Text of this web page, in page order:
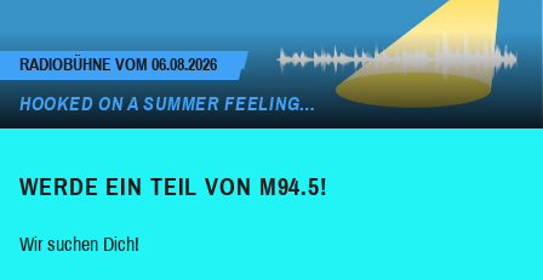
RADIOBÜHNE VOM 06.08.2026
HOOKED ON A SUMMER FEELING…
WERDE EIN TEIL VON M94.5!
Wir suchen Dich!